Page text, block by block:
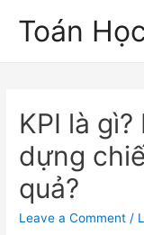
Toán
KPI là gì?
dựng
quả?
Leave a Comment /